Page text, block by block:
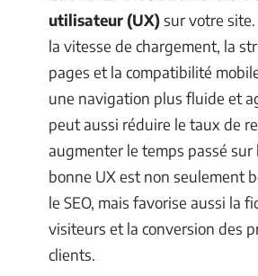
utilisateur (UX)sur votre
la vitesse de chargement, la
pages et la compatibilité
une navigation plus fluide et
peut aussi réduire le taux de
augmenter le temps passé sur
bonne UX est non seulement
le SEO, mais favorise aussi la
visiteurs et la conversion des
clients.